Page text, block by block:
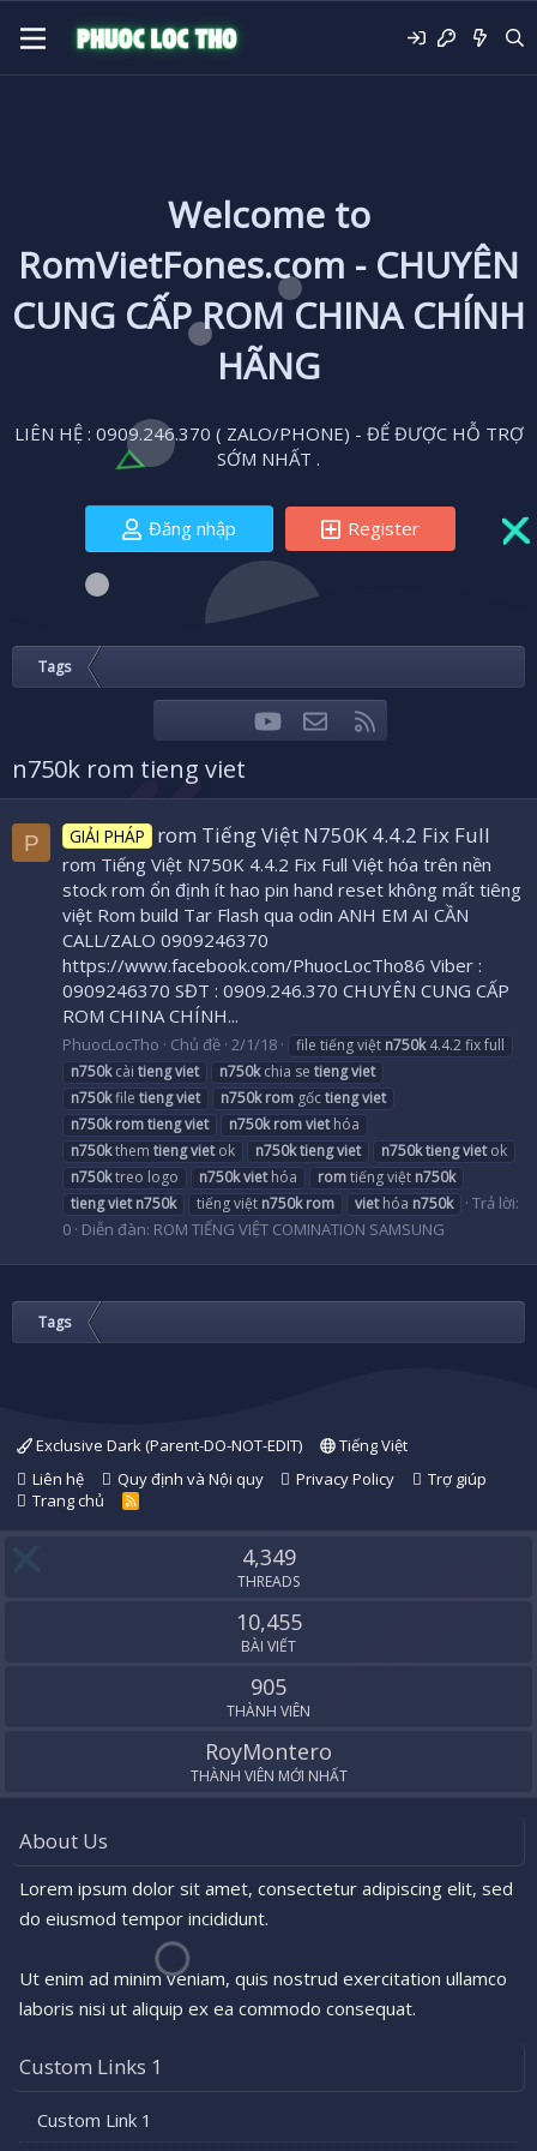
Welcome to
RomVietFones.com - CHUYÊN
CUNG CẤP ROM CHINA CHÍNH
HÃNG
LIÊN HỆ : 0909.246.370 ( ZALO/PHONE) - ĐỂ ĐƯỢC HỖ TRỢ
SỚM NHẤT .
Đăng nhập Register
Tags
FacebookTwitteryoutubeLiên hệ
n750k rom tieng viet
P GIẢI PHÁP rom Tiếng Việt N750K 4.4.2 Fix Full
rom Tiếng Việt N750K 4.4.2 Fix Full Việt hóa trên nền
stock rom ổn định ít hao pin hand reset không mất tiêng
việt Rom build Tar Flash qua odin ANH EM AI CẦN
CALL/ZALO 0909246370
https://www.facebook.com/PhuocLocTho86 Viber :
0909246370 SĐT : 0909.246.370 CHUYÊN CUNG CẤP
ROM CHINA CHÍNH...
PhuocLocTho Chủ đề 2/1/18 file tiếng việt n750k4.4.2 fix full
n750kcài tiengviet n750kchia se tiengviet
n750kfile tiengviet n750k rom gốctiengviet
n750k romtiengviet n750k romviethóa
n750kthem tiengvietok n750ktiengviet n750ktiengvietok
n750ktreo logo n750kviethóa romtiếng việt n750k
tiengviet n750k tiếng việt n750k rom viethóa n750k
Trả lời:
0 Diễn đàn: ROM TIẾNG VIỆT COMINATION SAMSUNG
Tags
Exclusive Dark (Parent-DO-NOT-EDIT)
Tiếng Việt
Liên hệ
Quy định và Nội quy Privacy Policy
Trợ giúp
Trang chủ
R
S
4,349
THREADS
10,455
BÀI VIẾT
905
THÀNH VIÊN
RoyMontero
THÀNH VIÊN MỚI NHẤT
About Us
Lorem ipsum dolor sit amet, consectetur adipiscing elit, sed
do eiusmod tempor incididunt.
Ut enim ad minim veniam, quis nostrud exercitation ullamco
laboris nisi ut aliquip ex ea commodo consequat.
Custom Links 1
Custom Link 1